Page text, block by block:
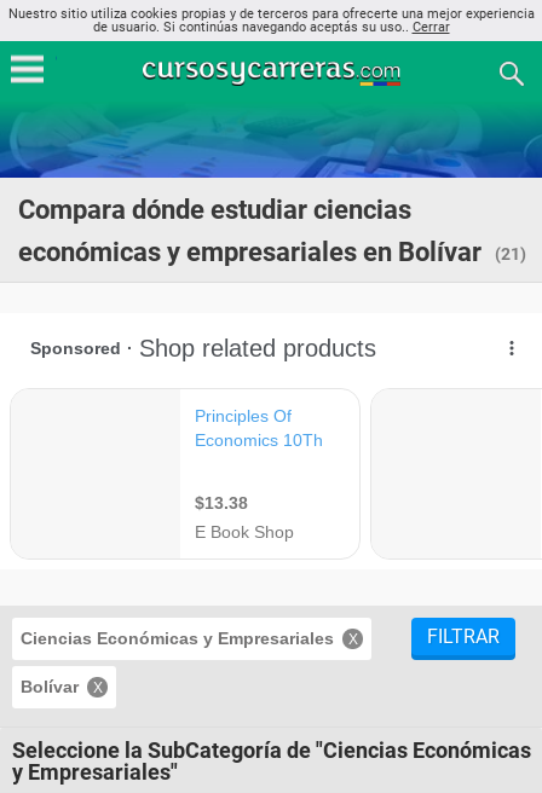
Nuestro sitio utiliza cookies propias y de terceros para ofrecerte una mejor experiencia
de usuario. Si continúas navegando aceptás su uso.. Cerrar
Compara dónde estudiar ciencias
económicas y empresariales en Bolívar
(21)
Ciencias Económicas y Empresariales
Bolívar
FILTRAR
Seleccione la SubCategoría de "Ciencias Económicas
y Empresariales"